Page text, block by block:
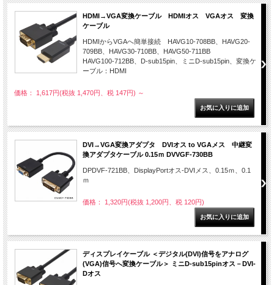
HDMI→VGA変換ケーブル HDMIオス VGAオス 変換
ケーブル
HDMIからVGAへ簡単接続 HAVG10-708BB、HAVG20-
709BB、HAVG30-710BB、HAVG50-711BB
HAVG100-712BB、D-sub15pin、ミニD-sub15pin、変換ケ
ーブル：HDMI
価格： 1,617円(税抜 1,470円、税 147円) ～
DVI→VGA変換アダプタ DVIオス to VGAメス 中継変
換アダプタケーブル 0.15ｍ DVVGF-730BB
DPDVF-721BB、DisplayPortオス-DVIメス、0.15ｍ、0.1
ｍ
価格： 1,320円(税抜 1,200円、税 120円)
ディスプレイケーブル ＜デジタル(DVI)信号をアナログ
(VGA)信号へ変換ケーブル＞ ミニD-sub15pinオス－DVI-
Dオス